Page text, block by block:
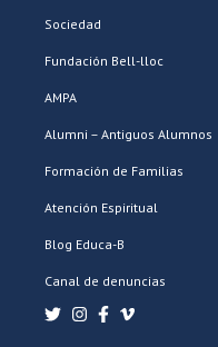
Sociedad
Fundación Bell-lloc
AMPA
Alumni – Antiguos Alumnos
Formación de Familias
Atención Espiritual
Blog Educa-B
Canal de denuncias